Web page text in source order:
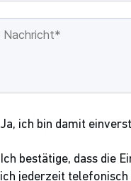
Ja, ich bin damit
Ich bestätige, dass die
ich jederzeit